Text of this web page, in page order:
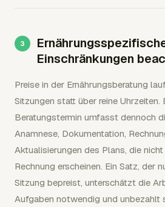
Einschränkungen
Preise in der Ernährungsberatung
Sitzungen statt über reine
Beratungstermin umfasst dennoch
Anamnese, Dokumentation,
Aktualisierungen des Plans, die
Rechnung erscheinen. Ein Satz, der
Sitzung bepreist, unterschätzt die
Aufgaben notwendig und unbezahlt